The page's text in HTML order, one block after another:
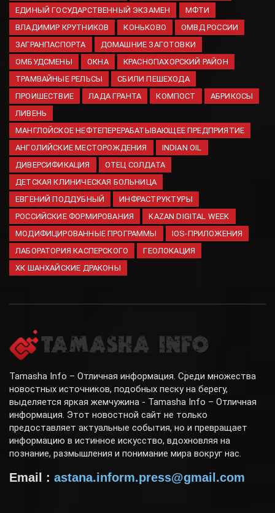
Ученые ДГТУ создали
средство для лечения травм
мозга из медуз Азовского
моря
06.08.2026
ЛНР планирует завершить
строительство водозабора к
06.08.2026
ЕДИНЫЙ ГОСУДАРСТВЕННЫЙ ЭКЗАМЕН
МФТИ
ВЛАДИМИР КРУТНИКОВ
КОНЬКОВО
ОМВД РОССИИ
ЗАГРАНПАСПОРТА
ДОМАШНИЕ ЗАГОТОВКИ
ОМБУДСМЕНЫ
ОКНА
КРАСНОПАХОРСКИЙ РАЙОН
ТРАМВАЙНЫЕ РЕЛЬСЫ
СБИЛИ ПЕШЕХОДА
ПРОИШЕСТВИЕ
ЛАДА ГРАНТА КОМПОСТ
АБРИКОСЫ
ЛИВЕНЬ
МАНГЛОЙСКОЕ НЕФТЕПЕРЕРАБАТЫВАЮЩЕЕ ПРЕДПРИЯТИЕ
АНГОЛИЙСКИЕ МЕСТОРОЖДЕНИЯ
INDIAN OIL
ДИВЕРСИФИКАЦИЯ
ОТЕЦ СОЛДАТА
ДЕТСКАЯ КЛИНИЧЕСКАЯ БОЛЬНИЦА
ЕВГЕНИЙ ПОДДУБНЫЙ
ИНФРАСТРУКТУРЫ
РОССИЙСКИЕ ФОРМИРОВАНИЯ
KAZAN DIGITAL WEEK
МОДИФИЦИРОВАННЫЕ ПРОГРАММЫ
IOS-ПРИЛОЖЕНИЯ
ЛАБОРАТОРИЯ КАСПЕРСКОГО
ГЕОЛОКАЦИЯ
ХК ШАНХАЙСКИЕ ДРАКОНЫ
Tamasha Info – Отличная информация. Среди множества
новостных источников, подобных песку на берегу,
выделяется яркая жемчужина - Tamasha Info – Отличная
информация. Этот новостной сайт не только
предоставляет актуальные события, но и превращает
информацию в истинное искусство, вдохновляя на
познание, размышления и понимание мира вокруг нас.
Email : astana.inform.press@gmail.com